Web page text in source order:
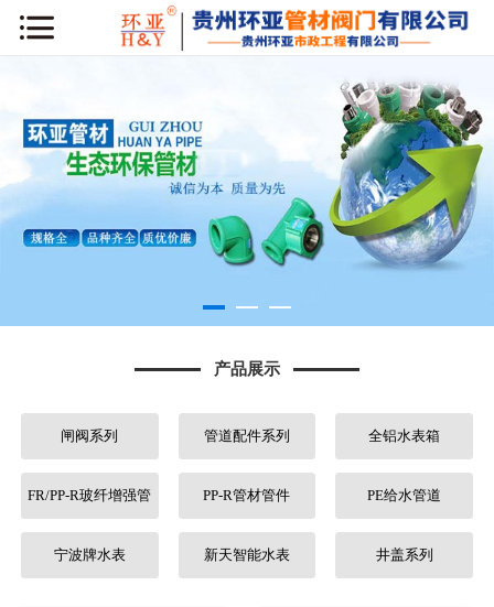
产品展示
闸阀系列 管道配件系列 全铝水表箱
FR/PP-R玻纤增强管 PP-R管材管件 PE给水管道
宁波牌水表 新天智能水表 井盖系列
公司简介
荣誉资质
行业知识
联系我们